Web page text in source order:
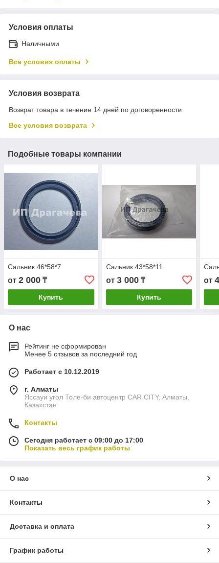
Условия оплаты
Наличными
Все условия оплаты
Условия возврата
Возврат товара в течение 14 дней по договоренности
Все условия возврата
Подобные товары компании
Сальник 46*58*7
от 2 000 ₸
Купить
Сальник 43*58*11
от 3 000₸
Купить
от
О нас
Рейтинг не сформирован
Менее 5 отзывов за последний год
Работает с 10.12.2019
г. Алматы
Яссауи угол Толе-би автоцентр CAR CITY, Алматы,
Казахстан
Контакты
Сегодня работает с 09:00 до 17:00
Показать весь график работы
О нас
Контакты
Доставка и оплата
График работы